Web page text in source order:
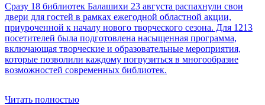
Сразу 18 библиотек Балашихи 23 августа распахнули свои
двери для гостей в рамках ежегодной областной акции,
приуроченной к началу нового творческого сезона. Для 1213
посетителей была подготовлена насыщенная программа,
включающая творческие и образовательные мероприятия,
которые позволили каждому погрузиться в многообразие
возможностей современных библиотек.
Читать полностью